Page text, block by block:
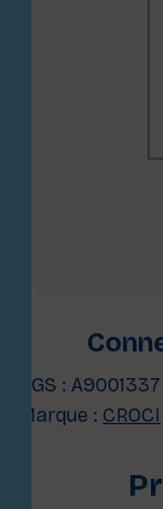
UGS : A9001337
Marque : CROCI